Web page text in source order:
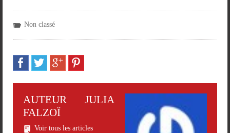
Non classé
AUTEUR JULIA
FALZOÏ
Voir tous les articles